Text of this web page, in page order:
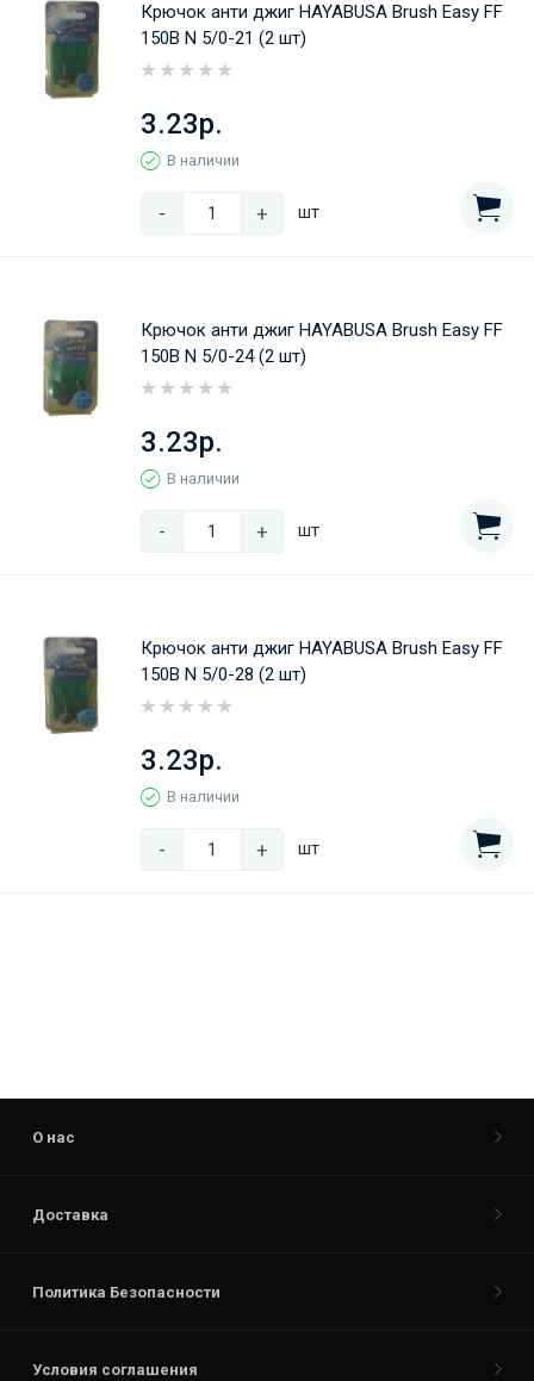
Крючок анти джиг HAYABUSA Brush Easy FF
150B N 5/0-21 (2 шт)
3.23р.
В наличии
- + шт
Крючок анти джиг HAYABUSA Brush Easy FF
150B N 5/0-24 (2 шт)
3.23р.
В наличии
- + шт
Крючок анти джиг HAYABUSA Brush Easy FF
150B N 5/0-28 (2 шт)
3.23р.
В наличии
- + шт
О нас
Доставка
Политика Безопасности
Условия соглашения